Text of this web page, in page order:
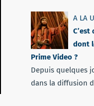
A LA
dont
Prime Video ?
Depuis quelques
dans la diffusion